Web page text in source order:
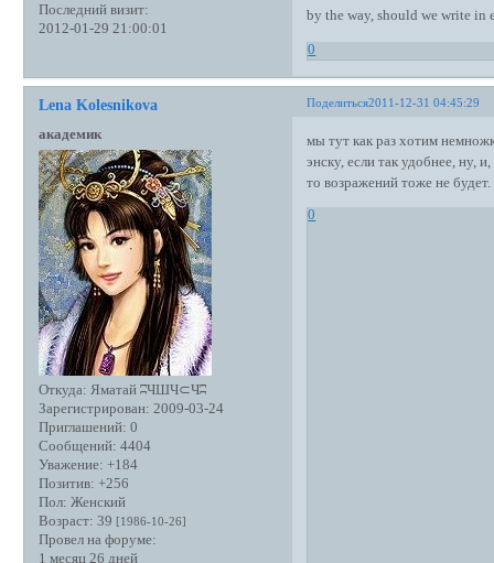
Последний визит:
2012-01-29 21:00:01
by the way, should we write
0
Поделиться2011-12-31 04:45:29
Lena Kolesnikova
академик
Откуда: Яматай ʭЧШЧ⊂Чʭ
Зарегистрирован: 2009-03-24
Приглашений: 0
Сообщений: 4404
Уважение: +184
Позитив: +256
Пол: Женский
Возраст: 39 [1986-10-26]
Провел на форуме:
1 месяц 26 дней
мы тут как раз хотим
энску, если так удобнее, ну,
то возражений тоже не будет.
0